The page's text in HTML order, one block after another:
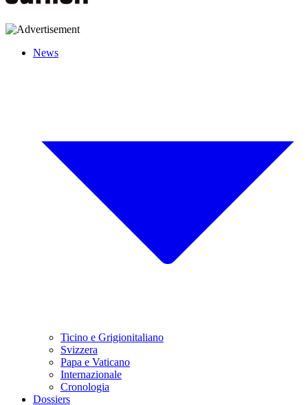
News
Ticino e Grigionitaliano
Svizzera
Papa e Vaticano
Internazionale
Cronologia
Dossiers